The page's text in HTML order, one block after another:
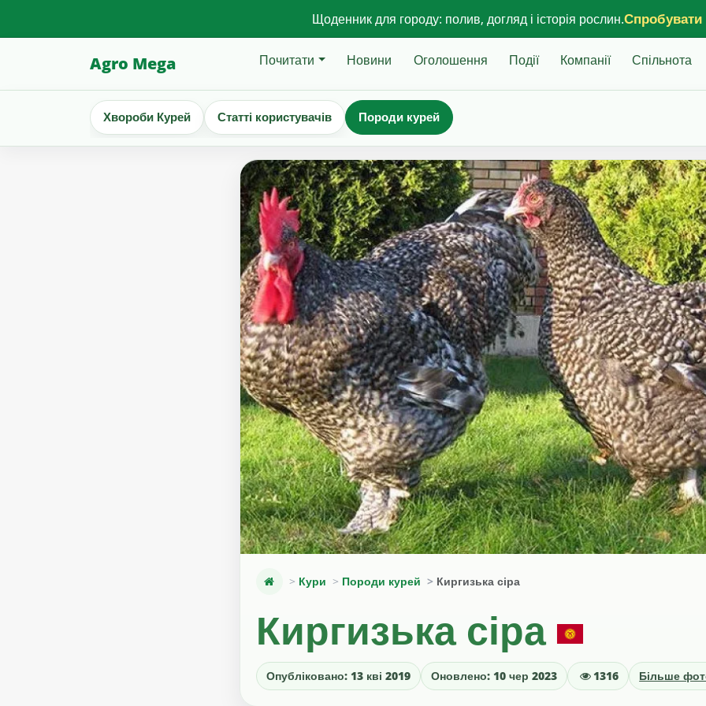
Щоденник для городу: полив, догляд і історія рослин.
Agro Mega Почитати Новини Оголошення Події Компанії Спільнота
Хвороби Курей Статті користувачів Породи курей
Кури Породи курей Киргизька сіра
Киргизька сіра
Опубліковано: 13 кві 2019 Оновлено: 10 чер 2023 1316 Більше